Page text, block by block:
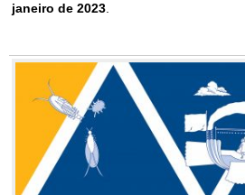
janeiro de 2023